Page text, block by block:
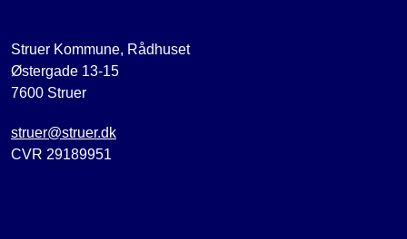
Struer Kommune, Rådhuset
Østergade 13-15
7600 Struer
struer@struer.dk
CVR 29189951